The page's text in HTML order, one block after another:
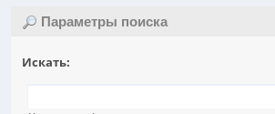
Параметры поиска
Искать: